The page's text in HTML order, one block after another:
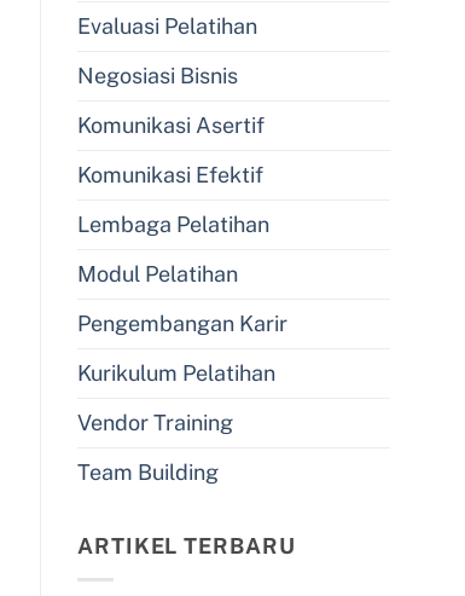
Evaluasi Pelatihan
Negosiasi Bisnis
Komunikasi Asertif
Komunikasi Efektif
Lembaga Pelatihan
Modul Pelatihan
Pengembangan Karir
Kurikulum Pelatihan
Vendor Training
Team Building
ARTIKEL TERBARU